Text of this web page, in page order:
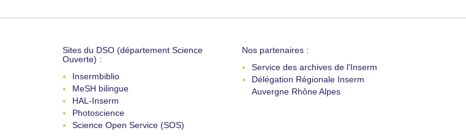
Sites du DSO (département Science
Ouverte) :
Insermbiblio
MeSH bilingue
HAL-Inserm
Photoscience
Science Open Service (SOS)
Nos partenaires :
Service des archives de l'Inserm
Délégation Régionale Inserm
Auvergne Rhône Alpes